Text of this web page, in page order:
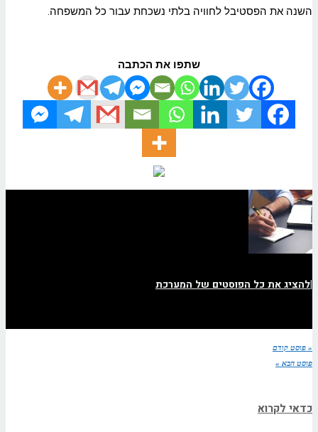
השנה את הפסטיבל לחוויה בלתי נשכחת עבור כל המשפחה.
שתפו את הכתבה
|להציג את כל הפוסטים של המערכת
« פוסט קודם
פוסט הבא »
כדאי לקרוא